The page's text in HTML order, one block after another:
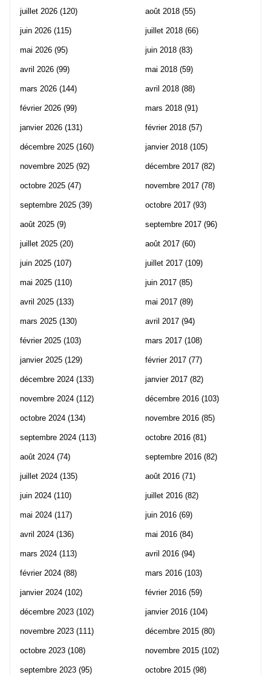
juillet 2026 (120)
juin 2026 (115)
mai 2026 (95)
avril 2026 (99)
mars 2026 (144)
février 2026 (99)
janvier 2026 (131)
décembre 2025 (160)
novembre 2025 (92)
octobre 2025 (47)
septembre 2025 (39)
août 2025 (9)
juillet 2025 (20)
juin 2025 (107)
mai 2025 (110)
avril 2025 (133)
mars 2025 (130)
février 2025 (103)
janvier 2025 (129)
décembre 2024 (133)
novembre 2024 (112)
octobre 2024 (134)
septembre 2024 (113)
août 2024 (74)
juillet 2024 (135)
juin 2024 (110)
mai 2024 (117)
avril 2024 (136)
mars 2024 (113)
février 2024 (88)
janvier 2024 (102)
décembre 2023 (102)
novembre 2023 (111)
octobre 2023 (108)
septembre 2023 (95)
août 2018 (55)
juillet 2018 (66)
juin 2018 (83)
mai 2018 (59)
avril 2018 (88)
mars 2018 (91)
février 2018 (57)
janvier 2018 (105)
décembre 2017 (82)
novembre 2017 (78)
octobre 2017 (93)
septembre 2017 (96)
août 2017 (60)
juillet 2017 (109)
juin 2017 (85)
mai 2017 (89)
avril 2017 (94)
mars 2017 (108)
février 2017 (77)
janvier 2017 (82)
décembre 2016 (103)
novembre 2016 (85)
octobre 2016 (81)
septembre 2016 (82)
août 2016 (71)
juillet 2016 (82)
juin 2016 (69)
mai 2016 (84)
avril 2016 (94)
mars 2016 (103)
février 2016 (59)
janvier 2016 (104)
décembre 2015 (80)
novembre 2015 (102)
octobre 2015 (98)